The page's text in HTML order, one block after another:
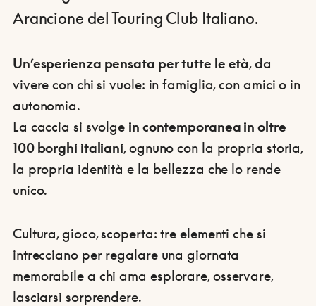
Arancione del Touring Club Italiano.
Un’esperienza pensata per tutte le età, da
vivere con chi si vuole: in famiglia, con amici o in
autonomia.
La caccia si svolge in contemporanea in oltre
100 borghi italiani, ognuno con la propria storia,
la propria identità e la bellezza che lo rende
unico.
Cultura, gioco, scoperta: tre elementi che si
intrecciano per regalare una giornata
memorabile a chi ama esplorare, osservare,
lasciarsi sorprendere.